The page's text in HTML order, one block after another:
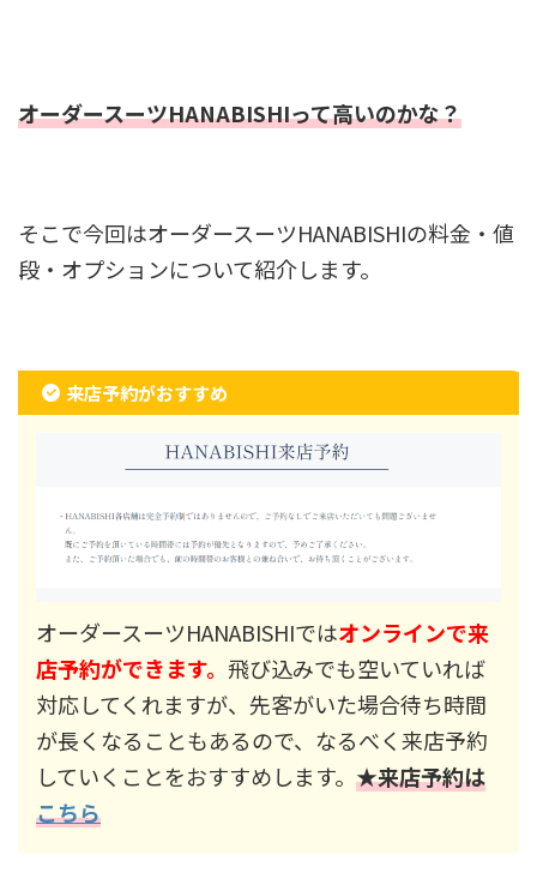
オーダースーツHANABISHIって高いのかな？
そこで今回はオーダースーツHANABISHIの料金・値
段・オプションについて紹介します。
来店予約がおすすめ
オーダースーツHANABISHIではオンラインで来
店予約ができます。 飛び込みでも空いていれば
対応してくれますが、先客がいた場合待ち時間
が長くなることもあるので、なるべく来店予約
していくことをおすすめします。 ★来店予約は
こちら